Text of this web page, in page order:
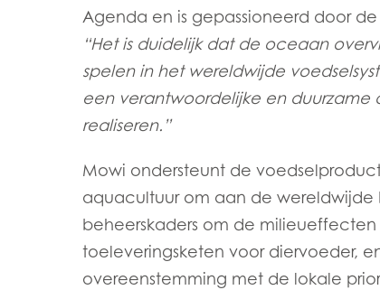
Agenda en is gepassioneerd door
“Het is duidelijk dat de oceaan
spelen in het wereldwijde
een verantwoordelijke en
realiseren.”
Mowi ondersteunt de
aquacultuur om aan de
beheerskaders om de
toeleveringsketen voor diervoeder,
overeenstemming met de lokale